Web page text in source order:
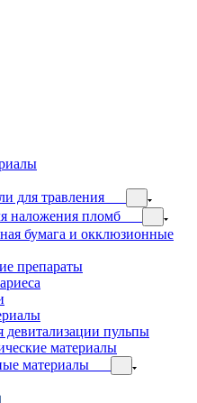
для травления
наложения пломб
бумага и окклюзионные
препараты
девитализации пульпы
материалы
материалы